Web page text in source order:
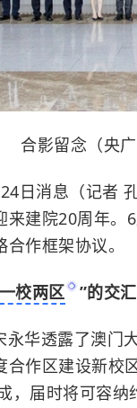
合影留念（央
日消息（记者
来建院20周年。
作框架协议。
一校两区 ”的交汇
永华透露了澳门
作区建设新校
，届时将可容